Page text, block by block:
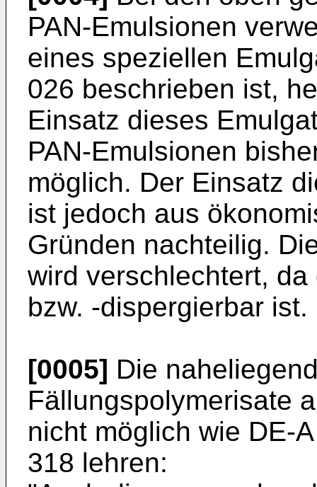
PAN-Emulsionen
eines speziellen
026 beschrieben ist,
Einsatz dieses
PAN-Emulsionen
möglich. Der Einsatz
ist jedoch aus
Gründen nachteilig.
wird verschlechtert,
bzw. -dispergierbar ist.
[0005] Die
Fällungspolymerisate
nicht möglich wie DE-
318 lehren: